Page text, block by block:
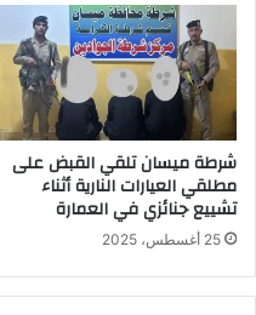
شرطة ميسان تلقي القبض على
مطلقي العيارات النارية أثناء
تشييع جنائزي في العمارة
25 أغسطس، 2025